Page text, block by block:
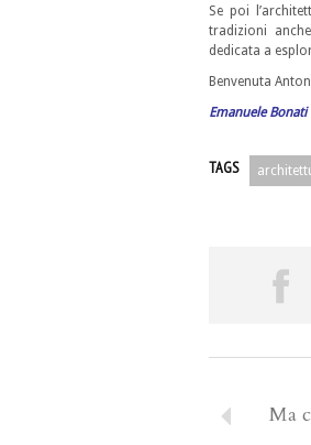
Se poi
tradizioni
dedicata a
Benvenuta
Emanuele Bonati
TAGS
Ma